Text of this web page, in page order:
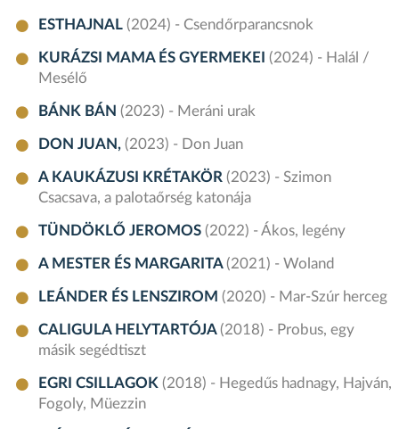
ESTHAJNAL (2024) - Csendőrparancsnok
KURÁZSI MAMA ÉS GYERMEKEI (2024) - Halál /
Mesélő
BÁNK BÁN (2023) - Meráni urak
DON JUAN, (2023) - Don Juan
A KAUKÁZUSI KRÉTAKÖR (2023) - Szimon
Csacsava, a palotaőrség katonája
TÜNDÖKLŐ JEROMOS (2022) - Ákos, legény
A MESTER ÉS MARGARITA(2021) - Woland
LEÁNDER ÉS LENSZIROM (2020) - Mar-Szúr herceg
CALIGULA HELYTARTÓJA(2018) - Probus, egy
másik segédtiszt
EGRI CSILLAGOK (2018) - Hegedűs hadnagy, Hajván,
Fogoly, Müezzin